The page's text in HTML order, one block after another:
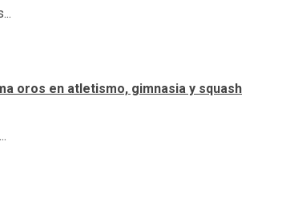
oros en atletismo, gimnasia y squash